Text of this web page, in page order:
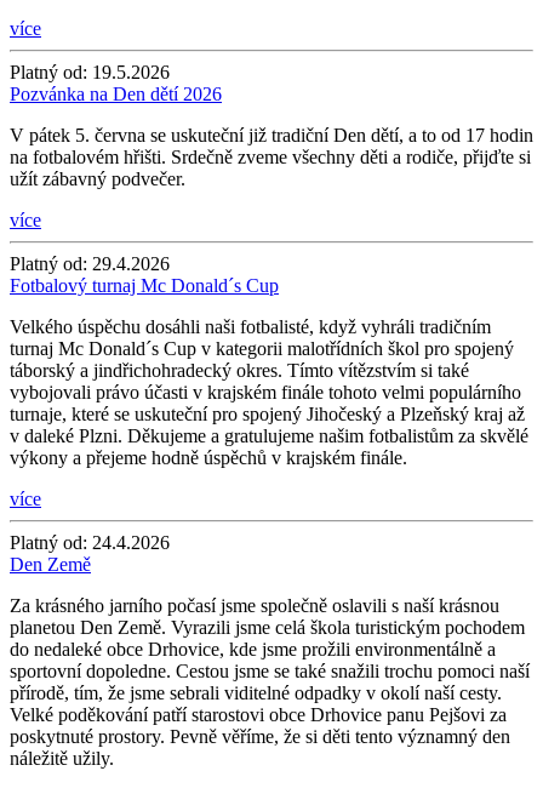
více
Platný od: 19.5.2026
Pozvánka na Den dětí 2026
V pátek 5. června se uskuteční již tradiční Den dětí, a to od 17 hodin
na fotbalovém hřišti. Srdečně zveme všechny děti a rodiče, přijďte si
užít zábavný podvečer.
více
Platný od: 29.4.2026
Fotbalový turnaj Mc Donald´s Cup
Velkého úspěchu dosáhli naši fotbalisté, když vyhráli tradičním
turnaj Mc Donald´s Cup v kategorii malotřídních škol pro spojený
táborský a jindřichohradecký okres. Tímto vítězstvím si také
vybojovali právo účasti v krajském finále tohoto velmi populárního
turnaje, které se uskuteční pro spojený Jihočeský a Plzeňský kraj až
v daleké Plzni. Děkujeme a gratulujeme našim fotbalistům za skvělé
výkony a přejeme hodně úspěchů v krajském finále.
více
Platný od: 24.4.2026
Den Země
Za krásného jarního počasí jsme společně oslavili s naší krásnou
planetou Den Země. Vyrazili jsme celá škola turistickým pochodem
do nedaleké obce Drhovice, kde jsme prožili environmentálně a
sportovní dopoledne. Cestou jsme se také snažili trochu pomoci naší
přírodě, tím, že jsme sebrali viditelné odpadky v okolí naší cesty.
Velké poděkování patří starostovi obce Drhovice panu Pejšovi za
poskytnuté prostory. Pevně věříme, že si děti tento významný den
náležitě užily.